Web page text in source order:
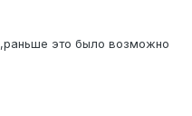
это было возможно